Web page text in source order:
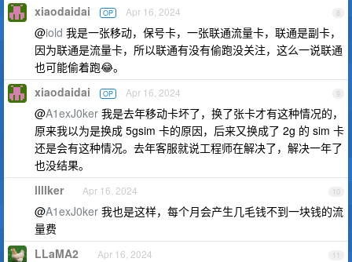
8
xiaodaidai OP Apr 16, 2024
@iold 我是一张移动，保号卡，一张联通流量卡，联通是副卡，
因为联通是流量卡，所以联通有没有偷跑没关注，这么一说联通
也可能偷着跑😂。
9
xiaodaidai OP Apr 16, 2024
@A1exJ0ker 我是去年移动卡坏了，换了张卡才有这种情况的，
原来我以为是换成 5gsim 卡的原因，后来又换成了 2g 的 sim 卡
还是会有这种情况。去年客服就说工程师在解决了，解决一年了
也没结果。
10
llllker Apr 16, 2024
@A1exJ0ker 我也是这样，每个月会产生几毛钱不到一块钱的流
量费
11
LLaMA2 Apr 16, 2024